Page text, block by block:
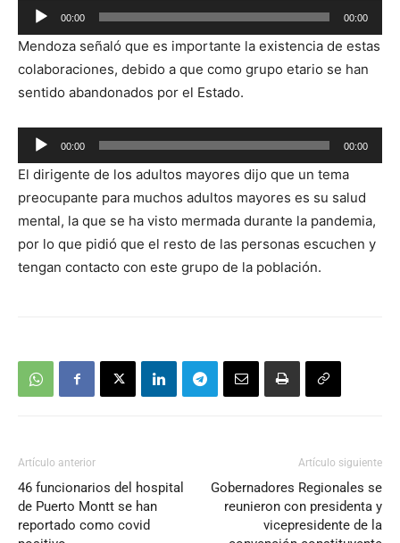
Reproductor
de
audio
00:00 00:00
Mendoza señaló que es importante la existencia de estas
colaboraciones, debido a que como grupo etario se han
sentido abandonados por el Estado.
Reproductor
de
audio
00:00 00:00
El dirigente de los adultos mayores dijo que un tema
preocupante para muchos adultos mayores es su salud
mental, la que se ha visto mermada durante la pandemia,
por lo que pidió que el resto de las personas escuchen y
tengan contacto con este grupo de la población.
Artículo anterior
46 funcionarios del hospital
de Puerto Montt se han
reportado como covid
Artículo siguiente
Gobernadores Regionales se
reunieron con presidenta y
vicepresidente de la